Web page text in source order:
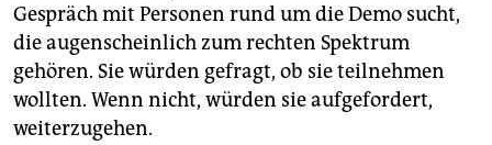
Gespräch mit Personen rund um die Demo sucht,
die augenscheinlich zum rechten Spektrum
gehören. Sie würden gefragt, ob sie teilnehmen
wollten. Wenn nicht, würden sie aufgefordert,
weiterzugehen.